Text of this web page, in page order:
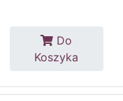
Do
Koszyka